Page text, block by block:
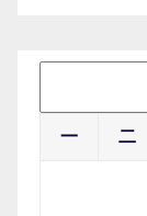
一 二